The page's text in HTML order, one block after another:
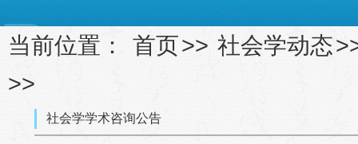
当前位置： 首页>> 社会学动态
>>
社会学学术咨询公告